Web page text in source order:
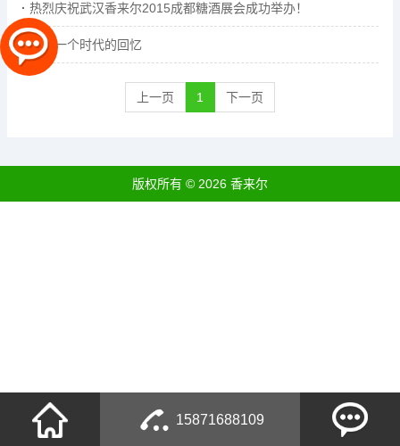
热烈庆祝武汉香来尔2015成都糖酒展会成功举办！
炒米一个时代的回忆
上一页 1 下一页
版权所有 © 2026 香来尔
15871688109